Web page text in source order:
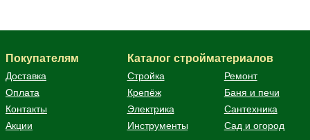
Покупателям
Доставка
Оплата
Контакты
Акции
Каталог стройматериалов
Стройка
Ремонт
Крепёж
Баня и печи
Электрика
Сантехника
Инструменты
Сад и огород